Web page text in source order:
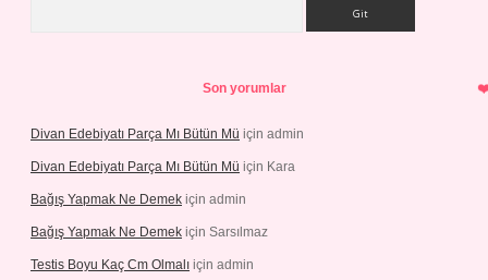
Son yorumlar
Divan Edebiyatı Parça Mı Bütün Mü için admin
Divan Edebiyatı Parça Mı Bütün Mü için Kara
Bağış Yapmak Ne Demek için admin
Bağış Yapmak Ne Demek için Sarsılmaz
Testis Boyu Kaç Cm Olmalı için admin